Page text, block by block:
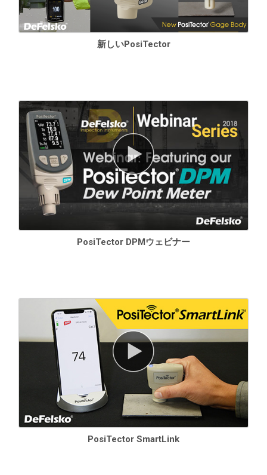
を使用します。
表面温度
-40° ～ 80° C ± 0.5° C
0.1° C
80°～190° C
± 1.5° C
-40° ～ 175° F
175° ～ 375° F
± 3° F
0.1° F
赤外線表面温
度※1
-70°～380° C
-94°〜716°F
± 1° C + 1%**
± 1.8° F + 1%**
0.1° C
0.1° F
Air
-40° ～ 80° C ± 0.5° C
0.1° C
0.1° F
湿度
0～100 ± 3%
0.1%
± 3% フルスケ
-76° ～ 175° F
± 5.4° F‡
0.1° F
DPM IRモデルのみ
C（73°F）周囲にて
†DPM Aモデルのみ
‡ RHに依存。詳細は
露点（Td）精度を
新しいPosiTector
PosiTector DPMウェビナー
PosiTector SmartLink